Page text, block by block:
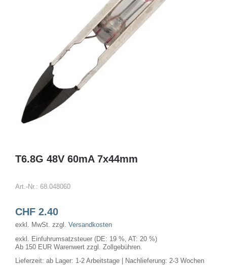
T6.8G 48V 60mA 7x44mm
Art.-Nr.: 68.048060
CHF2.40
exkl. MwSt. zzgl. Versandkosten
exkl. Einfuhrumsatzsteuer (DE: 19 %, AT: 20 %)
Ab 150 EUR Warenwert zzgl. Zollgebühren.
Lieferzeit: ab Lager: 1-2 Arbeitstage | Nachlieferung: 2-3 Wochen